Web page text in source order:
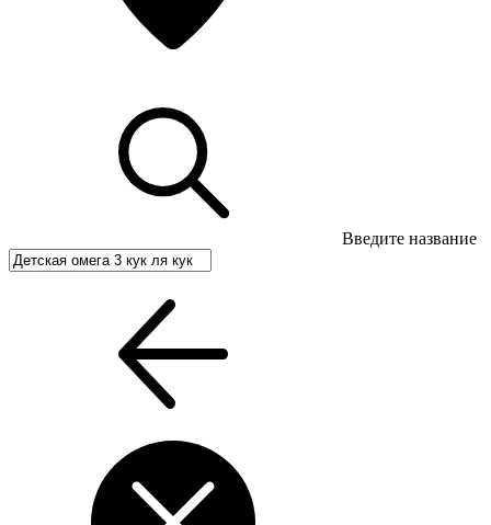
Введите название